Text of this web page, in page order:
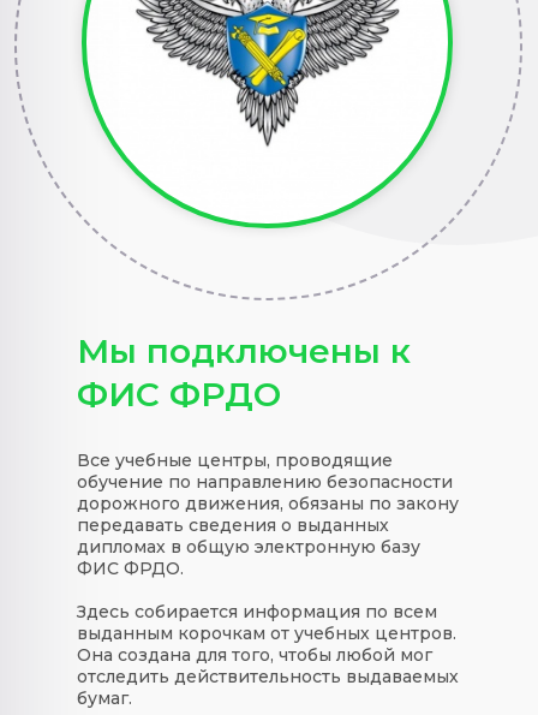
Все учебные центры, проводящие
обучение по направлению безопасности
дорожного движения, обязаны по закону
передавать сведения о выданных
дипломах в общую электронную базу
ФИС ФРДО.
Здесь собирается информация по всем
выданным корочкам от учебных центров.
Она создана для того, чтобы любой мог
отследить действительность выдаваемых
бумаг.
Мы подключены к
ФИС ФРДО